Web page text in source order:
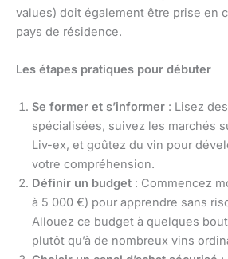
values) doit également être prise en
pays de résidence.
Les étapes pratiques pour débuter
Se former et s’informer : Lisez
spécialisées, suivez les marchés
Liv-ex, et goûtez du vin pour
votre compréhension.
Définir un budget : Commencez
à 5 000 €) pour apprendre sans
Allouez ce budget à quelques
plutôt qu’à de nombreux vins